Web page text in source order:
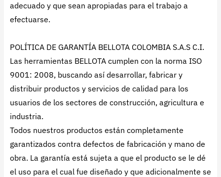
adecuado y que sean apropiadas para el trabajo a
efectuarse.
POLÍTICA DE GARANTÍA BELLOTA COLOMBIA S.A.S C.I.
Las herramientas BELLOTA cumplen con la norma ISO
9001: 2008, buscando así desarrollar, fabricar y
distribuir productos y servicios de calidad para los
usuarios de los sectores de construcción, agricultura e
industria.
Todos nuestros productos están completamente
garantizados contra defectos de fabricación y mano de
obra. La garantía está sujeta a que el producto se le dé
el uso para el cual fue diseñado y que adicionalmente se